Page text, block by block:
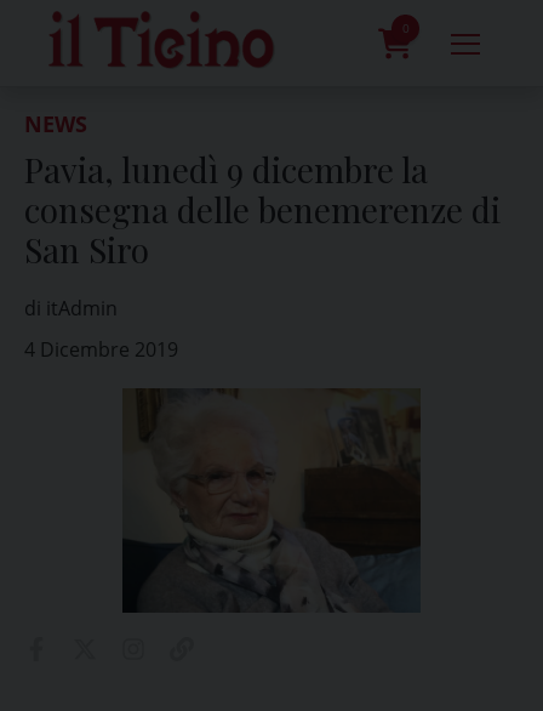
content
0
NEWS
Pavia, lunedì 9 dicembre la
consegna delle benemerenze di
San Siro
di itAdmin
4 Dicembre 2019